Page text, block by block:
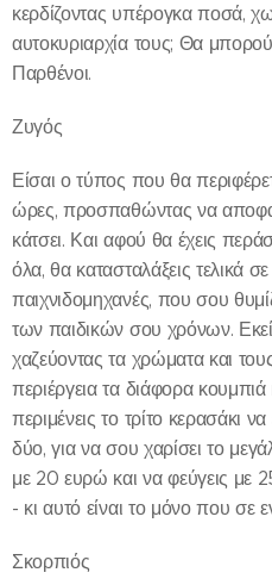
κερδίζοντας υπέρογκα ποσά,
αυτοκυριαρχία τους; Θα
Παρθένοι.
Ζυγός
Είσαι ο τύπος που θα
ώρες, προσπαθώντας να
κάτσει. Και αφού θα έχεις
όλα, θα κατασταλάξεις τελικά
παιχνιδομηχανές, που σου
των παιδικών σου χρόνων.
χαζεύοντας τα χρώματα και
περιέργεια τα διάφορα
περιμένεις το τρίτο κερασάκι
δύο, για να σου χαρίσει το
με 20 ευρώ και να φεύγεις με
- κι αυτό είναι το μόνο που σε
Σκορπιός